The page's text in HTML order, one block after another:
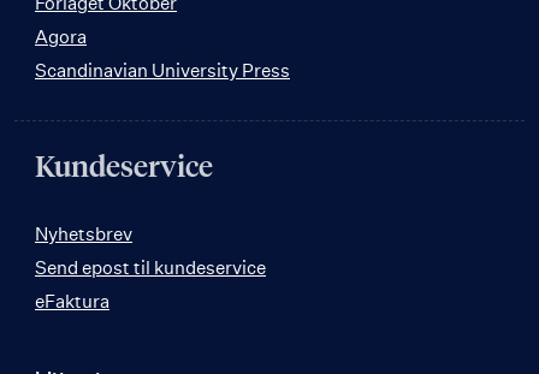
Agora
Scandinavian University Press
Kundeservice
Nyhetsbrev
Send epost til kundeservice
eFaktura